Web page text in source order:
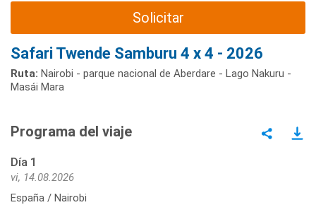
Solicitar
Safari Twende Samburu 4 x 4 - 2026
Ruta: Nairobi - parque nacional de Aberdare - Lago Nakuru -
Masái Mara
Programa del viaje
Día 1
vi, 14.08.2026
España / Nairobi